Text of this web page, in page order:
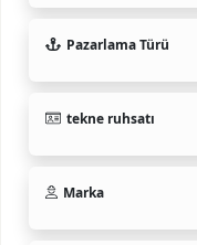
Pazarlama Türü
tekne ruhsatı
Marka